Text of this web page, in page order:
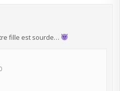
fille est sourde…